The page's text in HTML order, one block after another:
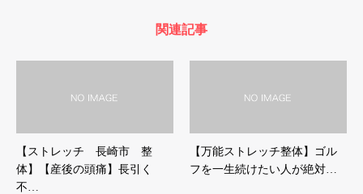
関連記事
【ストレッチ 長崎市 整
体】【産後の頭痛】長引く
不…
【万能ストレッチ整体】ゴル
フを一生続けたい人が絶対…